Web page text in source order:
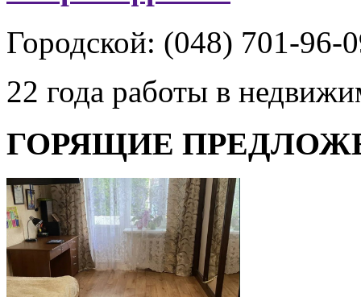
Городской: (048) 701-96-
22 года работы в
ГОРЯЩИЕ